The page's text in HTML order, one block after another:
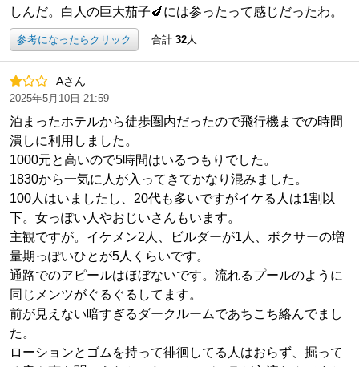
しんだ。白人の巨大茄子🍆には参ったって感じだったわ。
参考になったらクリック 合計 32人
Aさん
2025年5月10日 21:59
泊まったホテルから徒歩圏内だったので飛行機までの時間
潰しに利用しました。
1000元と高いので5時間はいるつもりでした。
1830から一気に人が入ってきてかなり混みました。
100人はいましたし、20代も多いですがイケる人は1割以
下。女っぽい人やおじいさんもいます。
主観ですが。イケメン2人、ビルダーが1人、ボクサーの増
量期っぽいひとが5人くらいです。
通路でのアピールはほぼないです。流れるプールのように
同じメンツがぐるぐるしてます。
前が見えない暗すぎるダークルームであちこち絡んでまし
た。
ローションとゴムを持って徘徊してる人はおらず、掘って